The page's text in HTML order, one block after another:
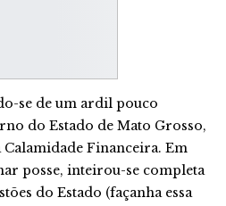
se de um ardil pouco
do Estado de Mato Grosso,
Financeira. Em
posse, inteirou-se completa
do Estado (façanha essa